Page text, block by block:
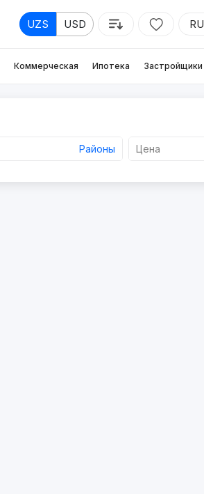
UZS USD RU
Коммерческая Ипотека Застройщики
Районы Цена